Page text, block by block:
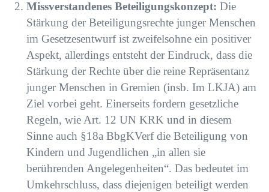
Missverstandenes Beteiligungskonzept: Die
Stärkung der Beteiligungsrechte junger Menschen
im Gesetzesentwurf ist zweifelsohne ein positiver
Aspekt, allerdings entsteht der Eindruck, dass die
Stärkung der Rechte über die reine Repräsentanz
junger Menschen in Gremien (insb. Im LKJA) am
Ziel vorbei geht. Einerseits fordern gesetzliche
Regeln, wie Art. 12 UN KRK und in diesem
Sinne auch §18a BbgKVerf die Beteiligung von
Kindern und Jugendlichen „in allen sie
berührenden Angelegenheiten“. Das bedeutet im
Umkehrschluss, dass diejenigen beteiligt werden